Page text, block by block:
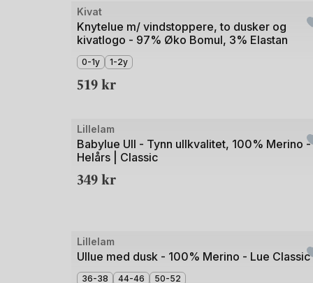
Bilde
av
Kivat
Knytelue m/ vindstoppere, to dusker og
kivatlogo - 97% Øko Bomul, 3% Elastan
0-1y 1-2y
519kr
Bilde
av
Lillelam
Babylue Ull - Tynn ullkvalitet, 100% Merino -
Helårs | Classic
349kr
Bilde
av
Lillelam
Ullue med dusk - 100% Merino - Lue Classic
36-38 44-46 50-52